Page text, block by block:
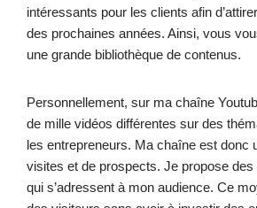
intéressants pour les clients afin
des prochaines années. Ainsi, vous
une grande bibliothèque de contenus.
Personnellement, sur ma chaîne
de mille vidéos différentes sur des
les entrepreneurs. Ma chaîne est donc
visites et de prospects. Je propose des
qui s’adressent à mon audience. Ce